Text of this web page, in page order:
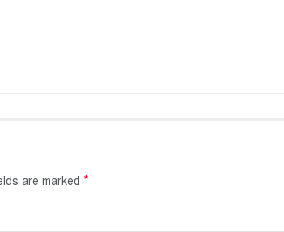
are marked *